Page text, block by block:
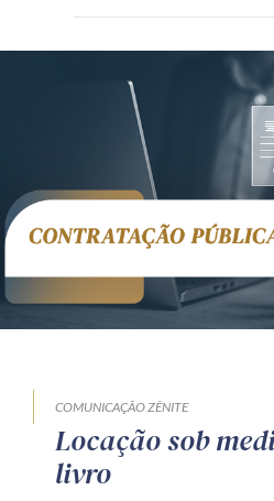
Zênite in
Receba
Av. Sete de
Telefone (41)
COMUNICAÇÃO ZÊNITE
Locação sob
livro